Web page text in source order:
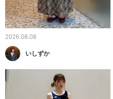
2026.08.08
いしずか